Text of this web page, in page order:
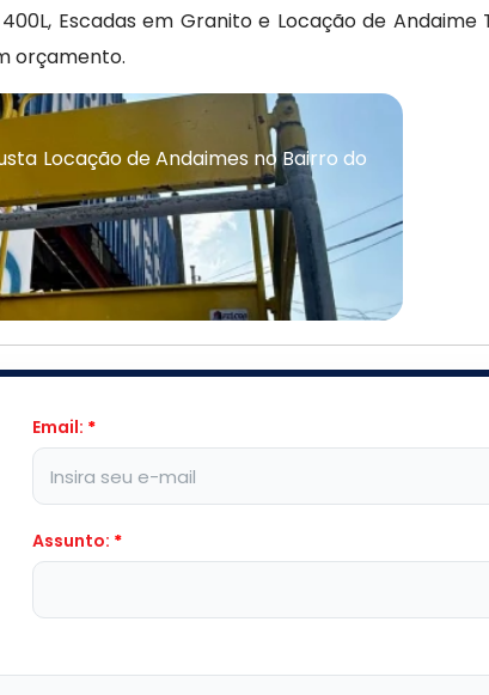
Escadas em Granito e Locação de
orçamento.
Locação de Andaimes no Bairro do
Email: *
Assunto: *